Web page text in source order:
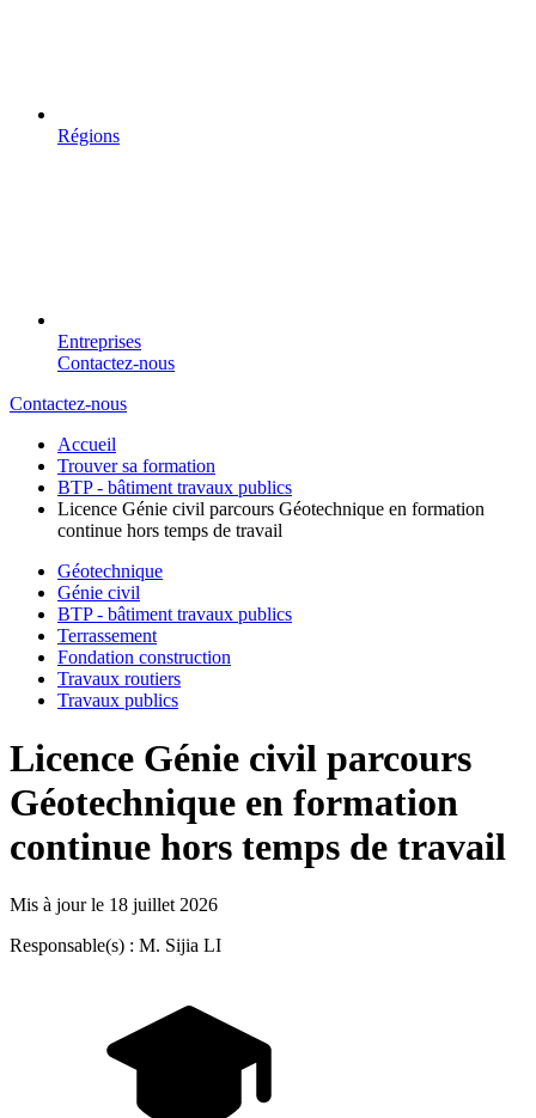
Régions
Entreprises
Contactez-nous
Contactez-nous
Accueil
Trouver sa formation
BTP - bâtiment travaux publics
Licence Génie civil parcours Géotechnique en formation
continue hors temps de travail
Géotechnique
Génie civil
BTP - bâtiment travaux publics
Terrassement
Fondation construction
Travaux routiers
Travaux publics
Licence Génie civil parcours
Géotechnique en formation
continue hors temps de travail
Mis à jour le 18 juillet 2026
Responsable(s) : M. Sijia LI